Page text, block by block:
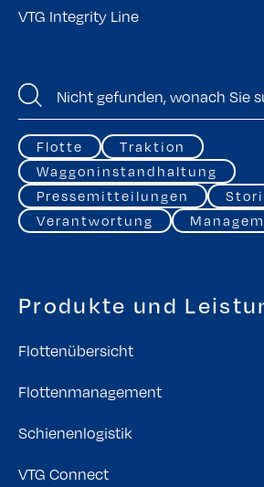
VTG Integrity Line
Flotte
Traktion
Waggoninstandhaltung
Pressemitteilungen
Verantwortung
Produkte und
Flottenübersicht
Flottenmanagement
Schienenlogistik
VTG Connect